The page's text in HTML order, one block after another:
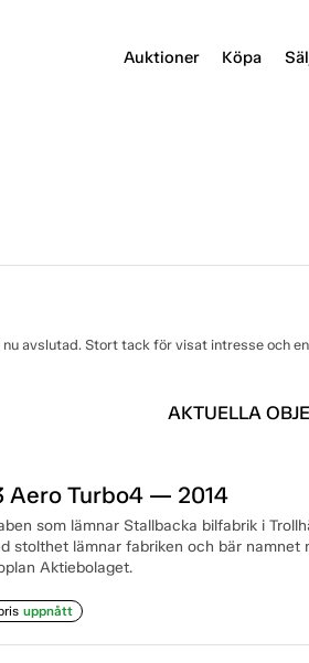
Auktioner Köpa
avslutad. Stort tack för visat intresse och
AKTUELLA
Aero Turbo4 — 2014
som lämnar Stallbacka bilfabrik i
stolthet lämnar fabriken och bär namnet
Aktiebolaget.
uppnått